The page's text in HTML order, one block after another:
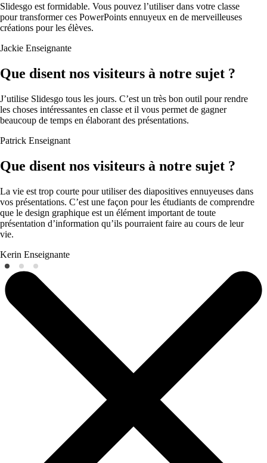
Slidesgo est formidable. Vous pouvez l’utiliser dans votre classe
pour transformer ces PowerPoints ennuyeux en de merveilleuses
créations pour les élèves.
Jackie Enseignante
Que disent nos visiteurs à notre sujet ?
J’utilise Slidesgo tous les jours. C’est un très bon outil pour rendre
les choses intéressantes en classe et il vous permet de gagner
beaucoup de temps en élaborant des présentations.
Patrick Enseignant
Que disent nos visiteurs à notre sujet ?
La vie est trop courte pour utiliser des diapositives ennuyeuses dans
vos présentations. C’est une façon pour les étudiants de comprendre
que le design graphique est un élément important de toute
présentation d’information qu’ils pourraient faire au cours de leur
vie.
Kerin Enseignante